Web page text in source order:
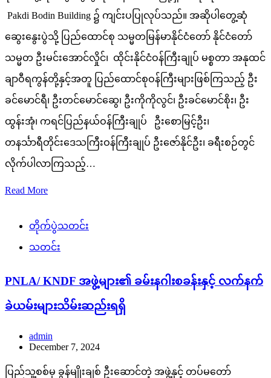
Pakdi Bodin Building ၌ ကျင်းပပြုလုပ်သည်။ အဆိုပါတွေ့ဆုံ
ဆွေးနွေးပွဲသို့ ပြည်ထောင်စု သမ္မတမြန်မာနိုင်ငံတော် နိုင်ငံတော်
သမ္မတ ဦးမင်းအောင်လှိုင်၊ ထိုင်းနိုင်ငံဝန်ကြီးချုပ် မစ္စတာ အနုထင်
ချာဝီရကွန်တို့နှင့်အတူ ပြည်ထောင်စုဝန်ကြီးများဖြစ်ကြသည့် ဦး
ခင်မောင်ရီ၊ ဦးတင်မောင်ဆွေ၊ ဦးကိုကိုလွင်၊ ဦးခင်မောင်စိုး၊ ဦး
ထွန်းအုံ၊ ကရင်ပြည်နယ်ဝန်ကြီးချုပ် ဦးစောမြင့်ဦး၊
တနင်္သာရီတိုင်းဒေသကြီးဝန်ကြီးချုပ် ဦးဇော်နိုင်ဦး၊ ခရီးစဉ်တွင်
လိုက်ပါလာကြသည့်…
Read More
တိုက်ပွဲသတင်း
သတင်း
PNLA/ KNDF အဖွဲ့များ၏ ခမ်းနဂါးစခန်းနှင့် လက်နက်
ခဲယမ်းများသိမ်းဆည်းရရှိ
admin
December 7, 2024
ပြည်သူ့စစ်မှ ခွန်မျိုးချစ် ဦးဆောင်တဲ့ အဖွဲ့နှင့် တပ်မတော်